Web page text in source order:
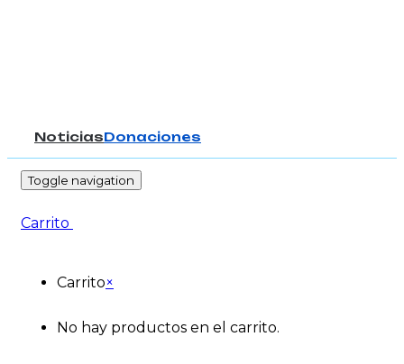
NoticiasDonaciones
Toggle navigation
Carrito
Carrito×
No hay productos en el carrito.